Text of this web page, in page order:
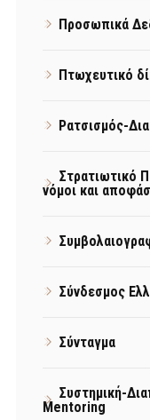
Προσωπικά
Πτωχευτικό
Ρατσισμός-
Στρατιωτικό
νόμοι και
Σύνδεσμος
Σύνταγμα
Συστημική-
Mentoring